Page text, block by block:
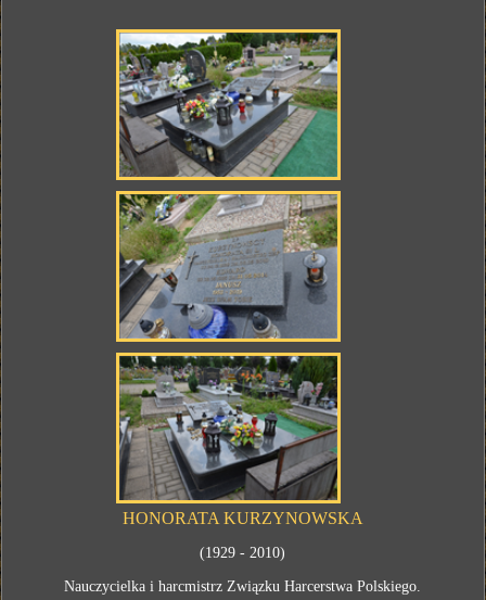
HONORATA KURZYNOWSKA
(1929 - 2010)
Nauczycielka i harcmistrz Związku Harcerstwa Polskiego.